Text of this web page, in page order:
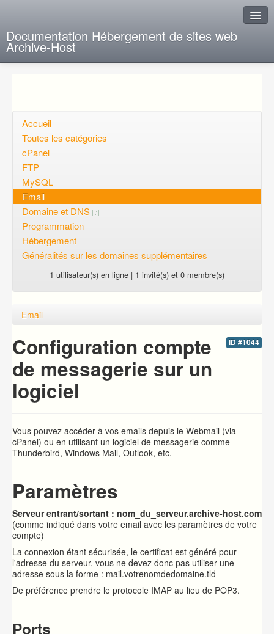
Documentation Hébergement de sites web
Archive-Host
Questions ouvertes
Voulez-vous vous inscrire?
Connexion
Accueil
Toutes les catégories
cPanel
FTP
MySQL
Email
Domaine et DNS
Programmation
Hébergement
Généralités sur les domaines supplémentaires
1 utilisateur(s) en ligne | 1 invité(s) et 0 membre(s)
Email
ID #1044
Configuration compte
de messagerie sur un
logiciel
Vous pouvez accéder à vos emails depuis le Webmail (via
cPanel) ou en utilisant un logiciel de messagerie comme
Thunderbird, Windows Mail, Outlook, etc.
Paramètres
Serveur entrant/sortant : nom_du_serveur.archive-host.com
(comme indiqué dans votre email avec les paramètres de votre
compte)
La connexion étant sécurisée, le certificat est généré pour
l'adresse du serveur, vous ne devez donc pas utiliser une
adresse sous la forme : mail.votrenomdedomaine.tld
De préférence prendre le protocole IMAP au lieu de POP3.
Ports